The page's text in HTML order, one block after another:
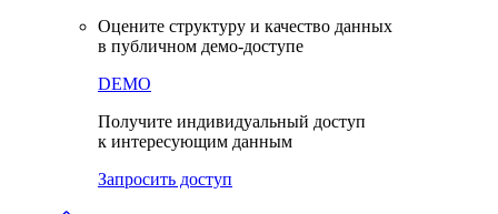
Оцените структуру и качество данных
в публичном демо-доступе
DEMO
Получите индивидуальный доступ
к интересующим данным
Запросить доступ